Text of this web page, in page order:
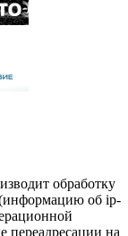
обработку
(информацию об ip-
переадресации на